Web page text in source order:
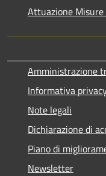
Attuazione Misure
Amministrazione
Informativa
Note legali
Dichiarazione di
Piano di
Newsletter